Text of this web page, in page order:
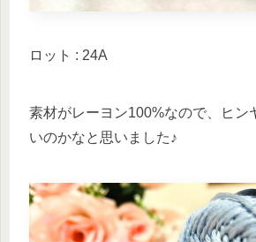
ロット : 24A
素材がレーヨン100%なので、ヒン
いのかなと思いました♪